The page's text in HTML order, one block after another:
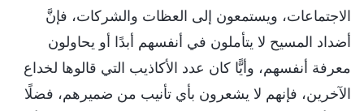
الاجتماعات، ويستمعون إلى العظات والشركات، فإنَّ
أضداد المسيح لا يتأملون في أنفسهم أبدًا أو يحاولون
معرفة أنفسهم، وأيًّا كان عدد الأكاذيب التي قالوها لخداع
الآخرين، فإنهم لا يشعرون بأي تأنيب من ضميرهم، فضلًا